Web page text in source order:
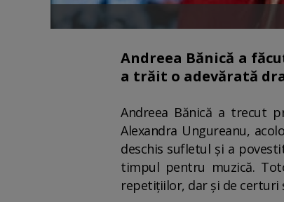
Andreea Bănică a
a trăit o adevărată
Andreea Bănică a trecut
Alexandra Ungureanu,
deschis sufletul și a
timpul pentru muzică.
repetițiilor, dar și de certuri